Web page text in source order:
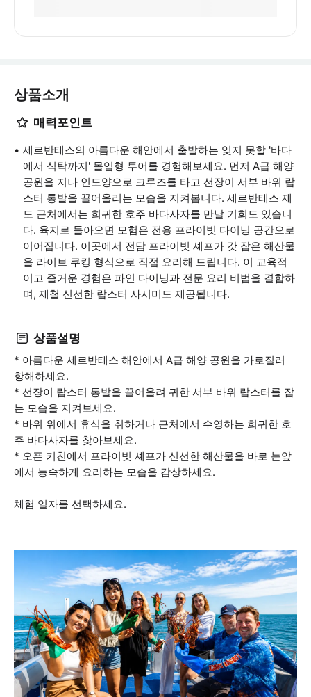
상품소개
매력포인트
세르반테스의 아름다운 해안에서 출발하는 잊지 못할 '바다
에서 식탁까지' 몰입형 투어를 경험해보세요. 먼저 A급 해양
공원을 지나 인도양으로 크루즈를 타고 선장이 서부 바위 랍
스터 통발을 끌어올리는 모습을 지켜봅니다. 세르반테스 제
도 근처에서는 희귀한 호주 바다사자를 만날 기회도 있습니
다. 육지로 돌아오면 모험은 전용 프라이빗 다이닝 공간으로
이어집니다. 이곳에서 전담 프라이빗 셰프가 갓 잡은 해산물
을 라이브 쿠킹 형식으로 직접 요리해 드립니다. 이 교육적
이고 즐거운 경험은 파인 다이닝과 전문 요리 비법을 결합하
며, 제철 신선한 랍스터 사시미도 제공됩니다.
상품설명
* 아름다운 세르반테스 해안에서 A급 해양 공원을 가로질러
항해하세요.
* 선장이 랍스터 통발을 끌어올려 귀한 서부 바위 랍스터를 잡
는 모습을 지켜보세요.
* 바위 위에서 휴식을 취하거나 근처에서 수영하는 희귀한 호
주 바다사자를 찾아보세요.
* 오픈 키친에서 프라이빗 셰프가 신선한 해산물을 바로 눈앞
에서 능숙하게 요리하는 모습을 감상하세요.
체험 일자를 선택하세요.